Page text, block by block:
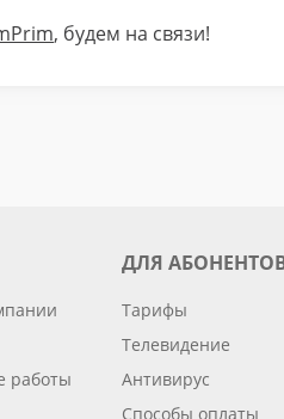
, будем на связи!
работы
ДЛЯ
Тарифы
Телевидение
Антивирус
Способы оплаты